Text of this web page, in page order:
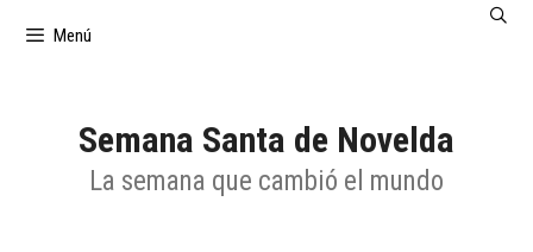
Menú
Semana Santa de Novelda
La semana que cambió el mundo